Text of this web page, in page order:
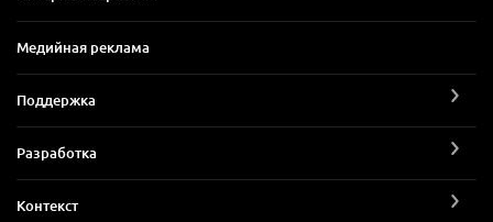
Медийная реклама
Поддержка
Разработка
Контекст